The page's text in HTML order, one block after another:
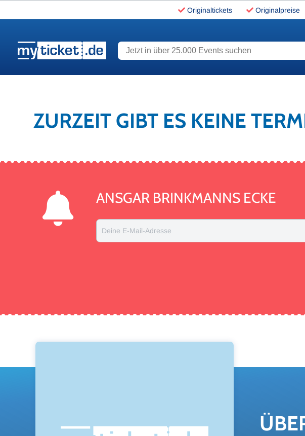
Originaltickets Originalpreise
Jetzt in über 25.000 Events suchen
ZURZEIT GIBT ES KEINE
ANSGAR BRINKMANNS ECKE
Deine E-Mail-Adresse